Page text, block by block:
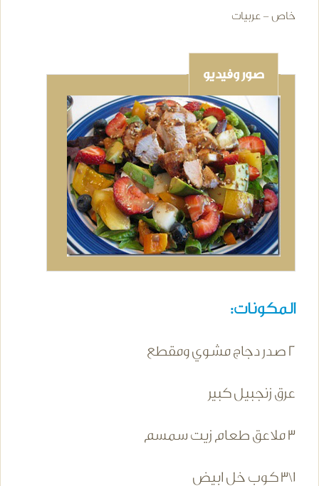
خاص - عربيات
صور وفيديو
المكونات:
2 صدر دجاج مشوي ومقطع
عرق زنجبيل كبير
3 ملاعق طعام زيت سمسم
1\3 كوب خل ابيض